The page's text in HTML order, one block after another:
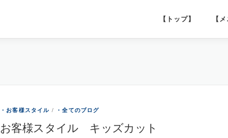
【トップ】 【
・お客様スタイル / ・全てのブログ
お客様スタイル キッズカット